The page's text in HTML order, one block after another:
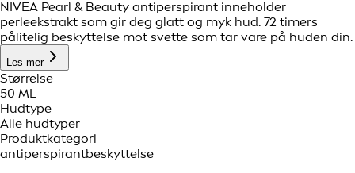
NIVEA Pearl & Beauty antiperspirant inneholder
perleekstrakt som gir deg glatt og myk hud. 72 timers
pålitelig beskyttelse mot svette som tar vare på huden din.
Les mer
Størrelse
50 ML
Hudtype
Alle hudtyper
Produktkategori
antiperspirantbeskyttelse